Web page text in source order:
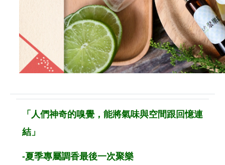
「人們神奇的嗅覺，能將氣味與空間跟回憶連
結」
-夏季專屬調香最後一次聚樂